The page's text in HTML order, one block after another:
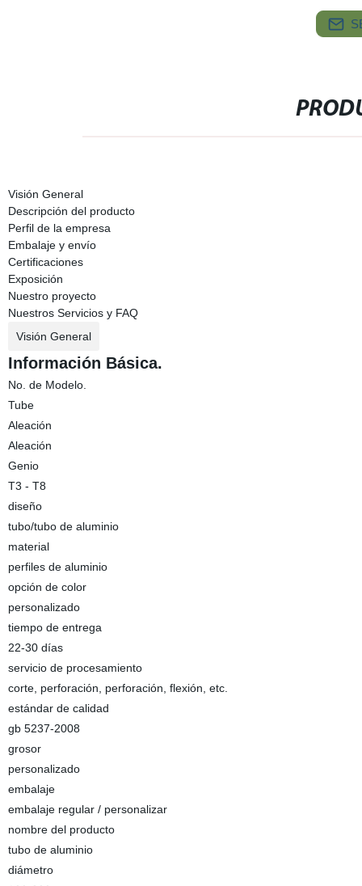
Visión General
Descripción del producto
Perfil de la empresa
Embalaje y envío
Certificaciones
Exposición
Nuestro proyecto
Nuestros Servicios y FAQ
Visión General
Información Básica.
No. de Modelo.
Tube
Aleación
Aleación
Genio
T3 - T8
diseño
tubo/tubo de aluminio
material
perfiles de aluminio
opción de color
personalizado
tiempo de entrega
22-30 días
servicio de procesamiento
corte, perforación, perforación, flexión, etc.
estándar de calidad
gb 5237-2008
grosor
personalizado
embalaje
embalaje regular / personalizar
nombre del producto
tubo de aluminio
diámetro